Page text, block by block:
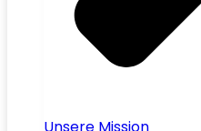
Unsere Mission